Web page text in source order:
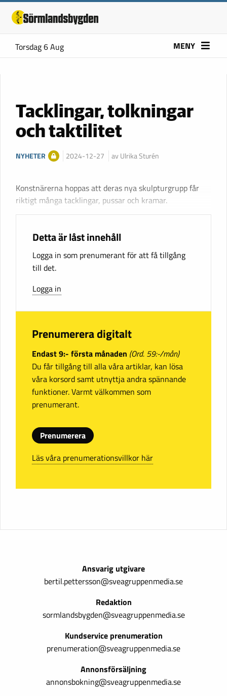
Torsdag 6 Aug MENY
Tacklingar, tolkningar
och taktilitet
NYHETER 2024-12-27 av Ulrika Sturén
Konstnärerna hoppas att deras nya skulpturgrupp får
riktigt många tacklingar, pussar och kramar.
Detta är låst innehåll
Logga in som prenumerant för att få tillgång
till det.
Logga in
Prenumerera digitalt
Endast 9:- första månaden (Ord. 59:-/mån)
Du får tillgång till alla våra artiklar, kan lösa
våra korsord samt utnyttja andra spännande
funktioner. Varmt välkommen som
prenumerant.
Prenumerera
Läs våra prenumerationsvillkor här
Ansvarig utgivare
bertil.pettersson@sveagruppenmedia.se
Redaktion
sormlandsbygden@sveagruppenmedia.se
Kundservice prenumeration
prenumeration@sveagruppenmedia.se
Annonsförsäljning
annonsbokning@sveagruppenmedia.se